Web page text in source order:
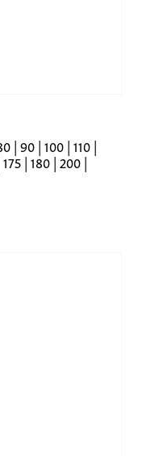
| 90 | 100 | 110 |
| 180 | 200 |